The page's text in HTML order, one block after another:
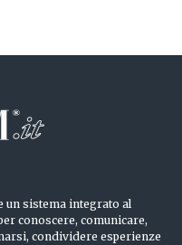
un sistema integrato al
conoscere, comunicare,
condividere esperienze